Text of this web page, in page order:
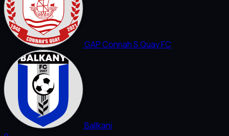
GAP Connah S Quay FC
Ballkani